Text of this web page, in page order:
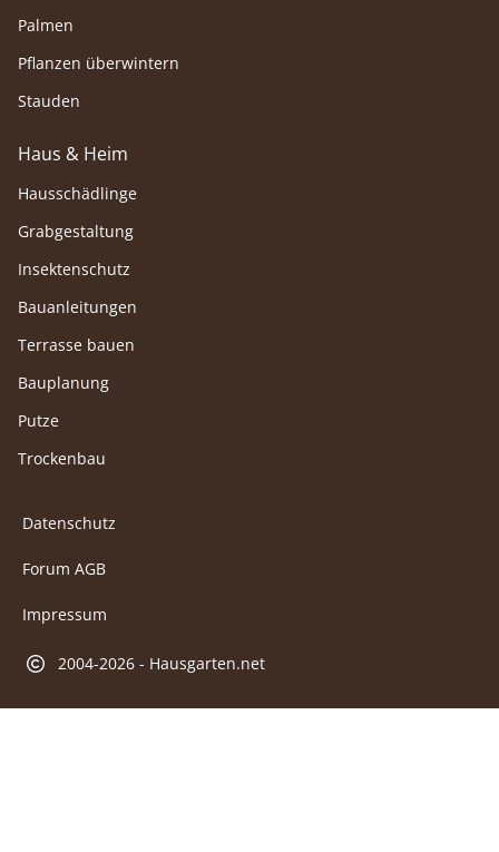
Palmen
Pflanzen überwintern
Stauden
Haus & Heim
Hausschädlinge
Grabgestaltung
Insektenschutz
Bauanleitungen
Terrasse bauen
Bauplanung
Putze
Trockenbau
Datenschutz
Forum AGB
Impressum
2004-2026 - Hausgarten.net